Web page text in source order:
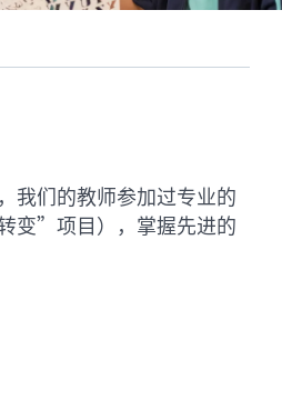
我们的教师参加过专业的
变”项目），掌握先进的